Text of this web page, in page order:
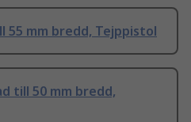
55 mm bredd, Tejppistol
till 50 mm bredd,